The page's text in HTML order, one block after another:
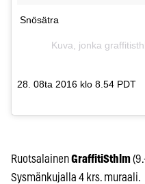
Snösätra
Kuva, jonka
28. 08ta 2016 klo 8.54 PDT
RuotsalainenGraffitiSthlm
Sysmänkujalla 4 krs. muraali.